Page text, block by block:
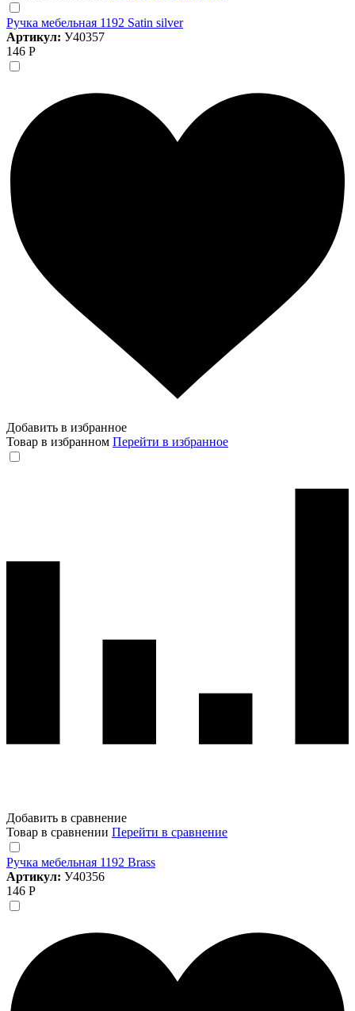
Ручка мебельная 1192 Satin silver
Артикул: У40357
146 Р
Добавить в избранное
Товар в избранном Перейти в избранное
Добавить в сравнение
Товар в сравнении Перейти в сравнение
Ручка мебельная 1192 Brass
Артикул: У40356
146 Р